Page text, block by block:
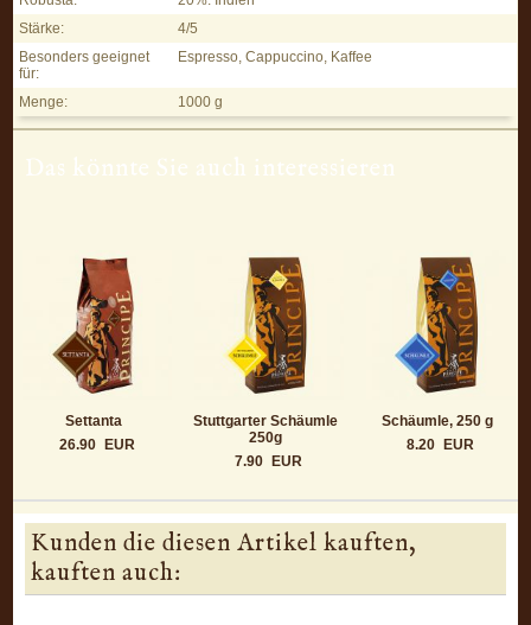
Stärke:
4/5
Besonders geeignet
für:
Espresso, Cappuccino, Kaffee
Menge: 1000 g
Das könnte Sie auch interessieren
Settanta
26.90
EUR
Stuttgarter Schäumle
250g
7.90
EUR
Schäumle, 250 g
8.20
EUR
Kunden die diesen Artikel kauften,
kauften auch: